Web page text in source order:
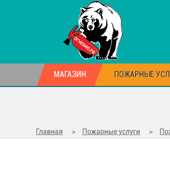
МАГАЗИН ПОЖАРНЫЕ
Главная > Пожарные услуги >